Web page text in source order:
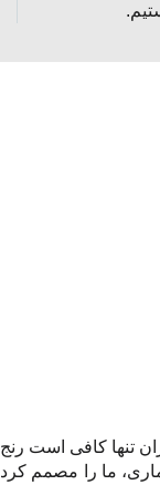
تنها کافی است رنج
ما را مصمم کرد